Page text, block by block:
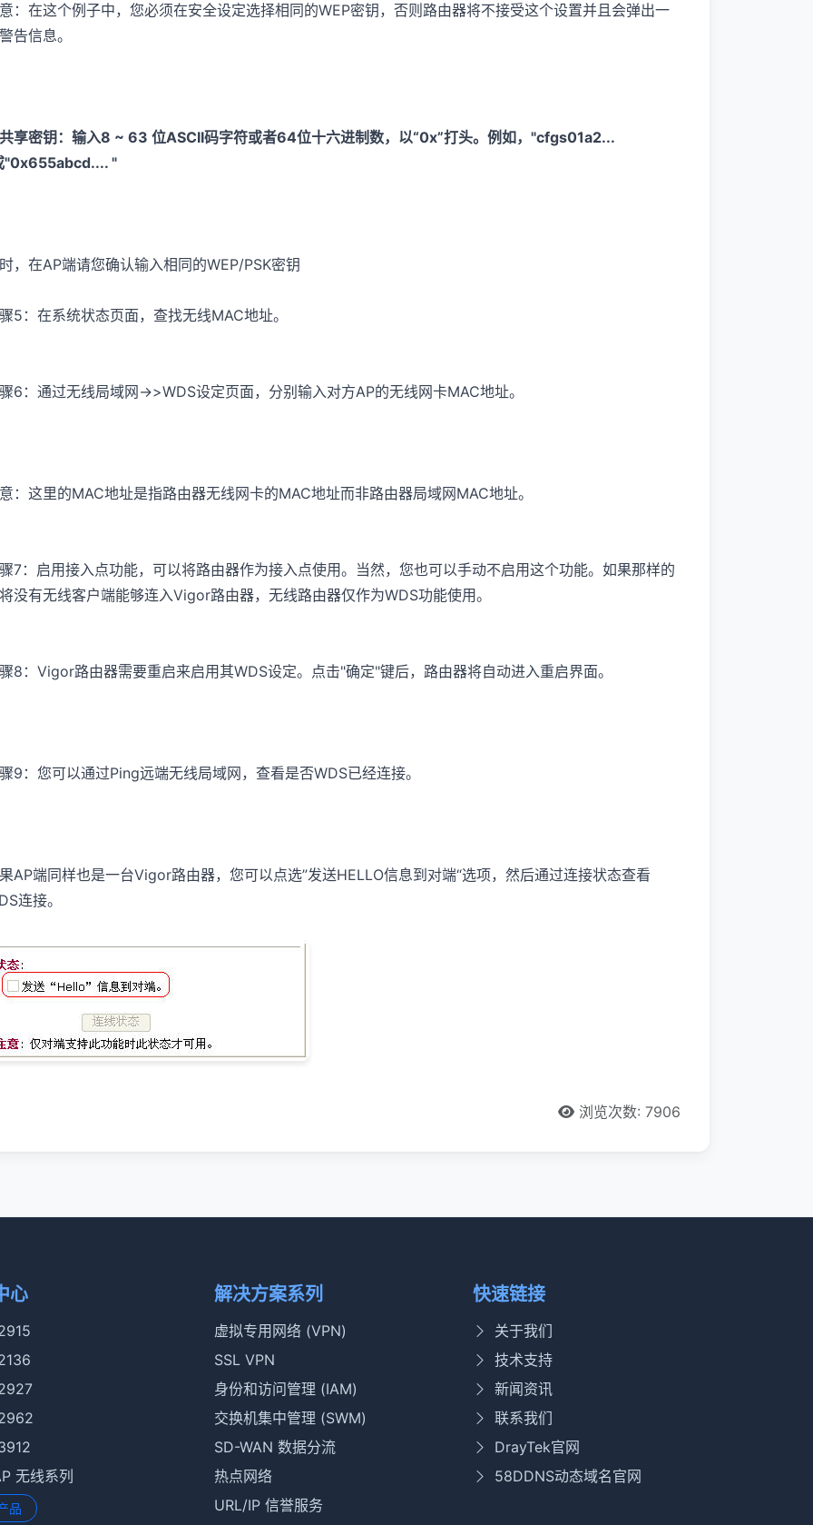
：在这个例子中，您必须在安全设定选择相同的WEP密钥，否则路由器将不接受这个设置并且会弹出一
告信息。
享密钥：输入8 ~ 63 位ASCII码字符或者64位十六进制数，以“0x”打头。例如，"cfgs01a2...
"0x655abcd.... "
，在AP端请您确认输入相同的WEP/PSK密钥
5：在系统状态页面，查找无线MAC地址。
6：通过无线局域网->>WDS设定页面，分别输入对方AP的无线网卡MAC地址。
：这里的MAC地址是指路由器无线网卡的MAC地址而非路由器局域网MAC地址。
7：启用接入点功能，可以将路由器作为接入点使用。当然，您也可以手动不启用这个功能。如果那样的
没有无线客户端能够连入Vigor路由器，无线路由器仅作为WDS功能使用。
8：Vigor路由器需要重启来启用其WDS设定。点击"确定"键后，路由器将自动进入重启界面。
9：您可以通过Ping远端无线局域网，查看是否WDS已经连接。
AP端同样也是一台Vigor路由器，您可以点选”发送HELLO信息到对端“选项，然后通过连接状态查看
连接。
浏览次数: 7906
心
无线系列
品
解决方案系列
虚拟专用网络 (VPN)
SSL VPN
身份和访问管理 (IAM)
交换机集中管理 (SWM)
SD-WAN 数据分流
热点网络
URL/IP 信誉服务
快速链接
关于我们
技术支持
新闻资讯
联系我们
DrayTek官网
58DDNS动态域名官网